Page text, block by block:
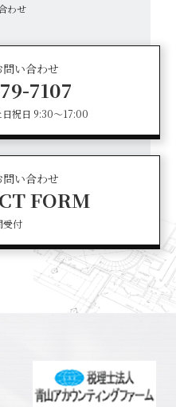
わせ
い合わせ
7107
祝日 9:30～17:00
い合わせ
FORM
受付